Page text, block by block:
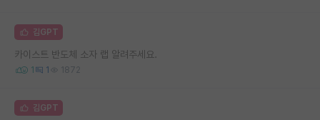
김GPT
카이스트 반도체 소자 랩 알려주세요.
1 1 1872
김GPT